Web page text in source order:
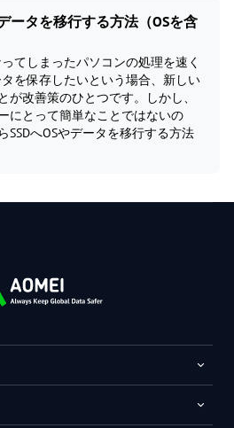
ータを移行する方法（OSを含
てしまったパソコンの処理を速く
を保存したいという場合、新しい
が改善策のひとつです。しかし、
にとって簡単なことではないの
SSDへOSやデータを移行する方法